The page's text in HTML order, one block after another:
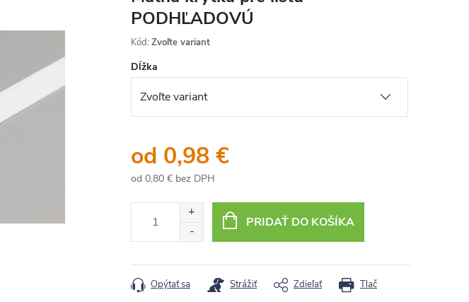
PODHĽADOVÚ
Kód: Zvoľte variant
Dĺžka
od 0,98 €
od 0,80 € bez DPH
cena:
PRIDAŤ DO KOŠÍKA
Tlač
Opýtať sa Strážiť Zdieľať